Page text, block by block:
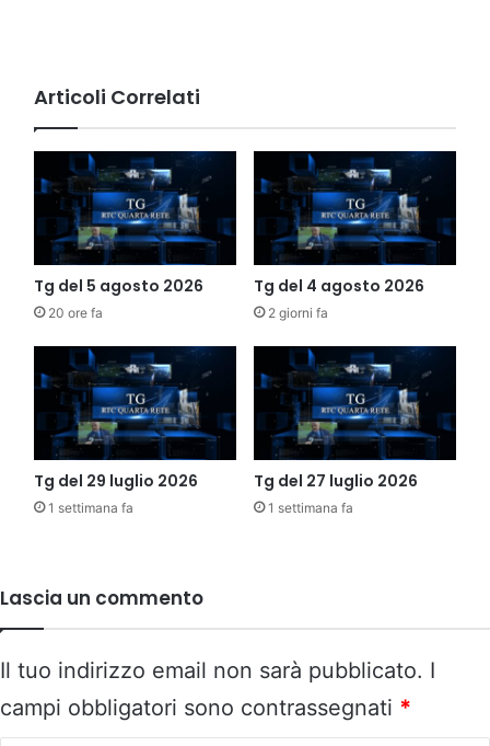
Articoli Correlati
Tg del 5 agosto 2026
20 ore fa
Tg del 4 agosto 2026
2 giorni fa
Tg del 29 luglio 2026
1 settimana fa
Tg del 27 luglio 2026
1 settimana fa
Lascia un commento
Il tuo indirizzo email non sarà pubblicato. I
campi obbligatori sono contrassegnati *